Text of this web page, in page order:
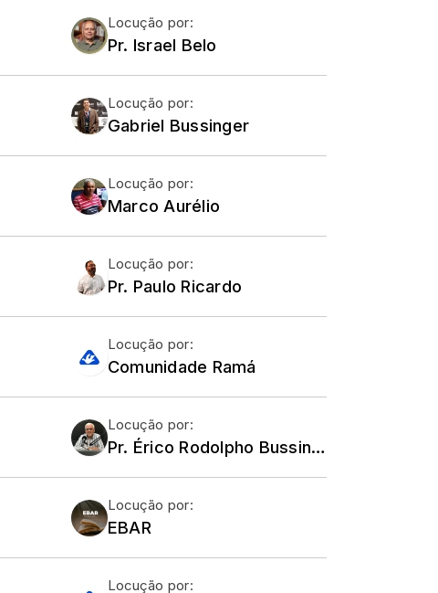
Locução por:
Pr. Israel Belo
Locução por:
Gabriel Bussinger
Locução por:
Marco Aurélio
Locução por:
Pr. Paulo Ricardo
Locução por:
Comunidade Ramá
Locução por:
Pr. Érico Rodolpho Bussinger - Comunidade Ramá
Locução por:
EBAR
Locução por: